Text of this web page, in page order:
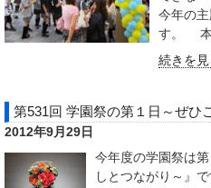
今年の
す。 本
続きを
第531回 学園祭の第１日～ぜひ
2012年9月29日
今年度の学園祭は
しとつながり～』